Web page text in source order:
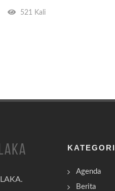
521 Kali
KATEGORI
Agenda
Berita